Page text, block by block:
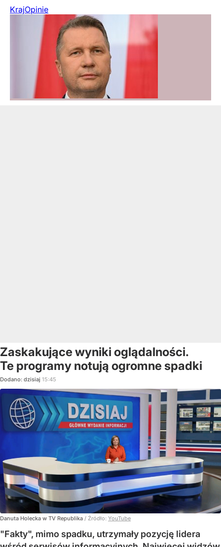
KrajOpinie
Zaskakujące wyniki oglądalności.
Te programy notują ogromne spadki
Dodano: dzisiaj 15:45
Danuta Holecka w TV Republika / Źródło: YouTube
"Fakty", mimo spadku, utrzymały pozycję lidera